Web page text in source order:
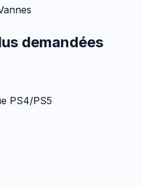
demandées
PS4/PS5